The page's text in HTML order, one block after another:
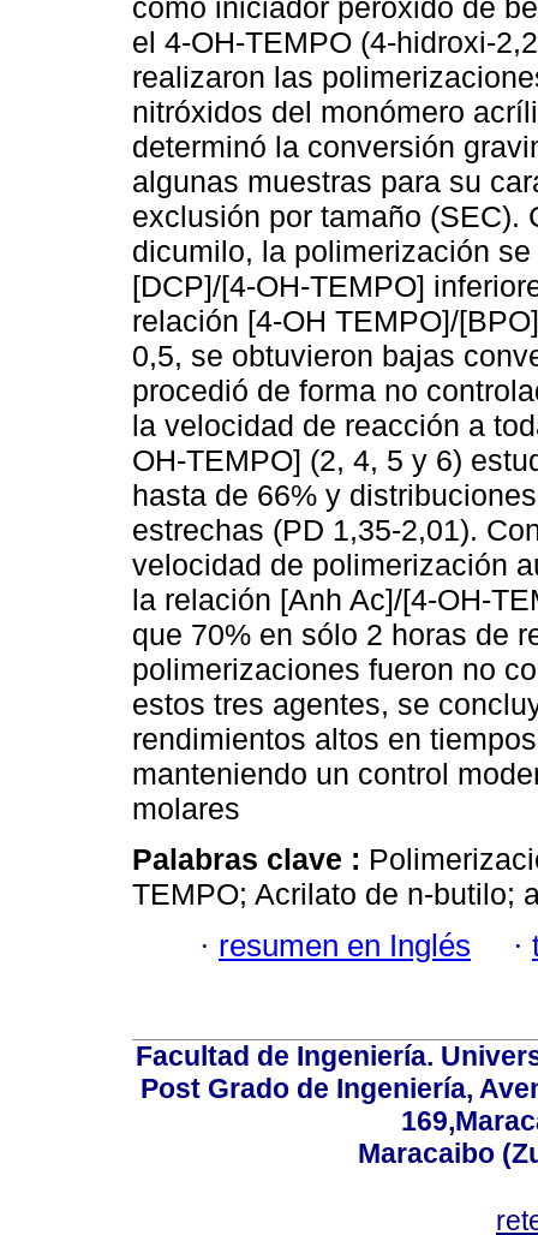
como iniciador peróxido de
el 4-OH-TEMPO (4-hidroxi-
realizaron las
nitróxidos del monómero
determinó la conversión
algunas muestras para su
exclusión por tamaño (SEC).
dicumilo, la polimerización
[DCP]/[4-OH-TEMPO]
relación [4-OH TEMPO]/
0,5, se obtuvieron bajas
procedió de forma no
la velocidad de reacción a
OH-TEMPO] (2, 4, 5 y 6)
hasta de 66% y
estrechas (PD 1,35-2,01).
velocidad de polimerización
la relación [Anh Ac]/[4-OH-
que 70% en sólo 2 horas de
polimerizaciones fueron no
estos tres agentes, se
rendimientos altos en
manteniendo un control
molares
Palabras clave :
TEMPO; Acrilato de n-butilo;
· resumen en Inglés ·
Facultad de Ingeniería.
Post Grado de Ingeniería,
Maracaibo